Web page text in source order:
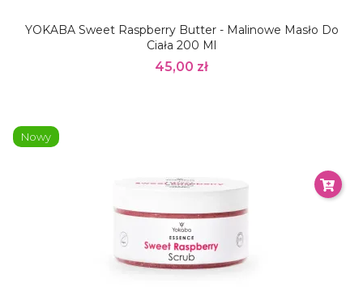
YOKABA Sweet Raspberry Butter - Malinowe Masło Do
Ciała 200 Ml
45,00 zł
Nowy